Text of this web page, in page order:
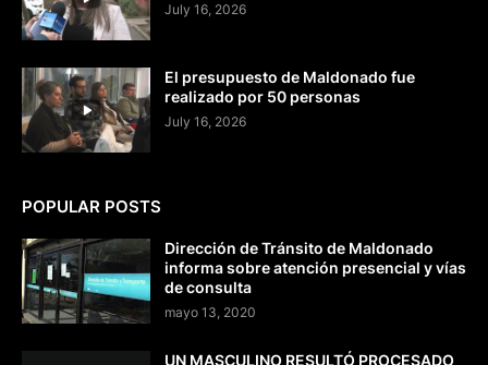
July 16, 2026
El presupuesto de Maldonado fue
realizado por 50 personas
July 16, 2026
POPULAR POSTS
Dirección de Tránsito de Maldonado
informa sobre atención presencial y vías
de consulta
mayo 13, 2020
UN MASCULINO RESULTÓ PROCESADO